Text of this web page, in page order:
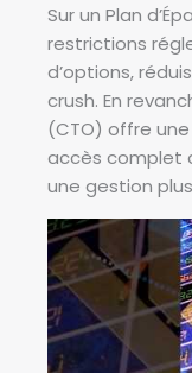
’
é
v
o
l
u
t
i
o
n
d
e
s
Sur un Plan
restrictions
d’options,
crush. En
(CTO) offre
accès complet
une gestion